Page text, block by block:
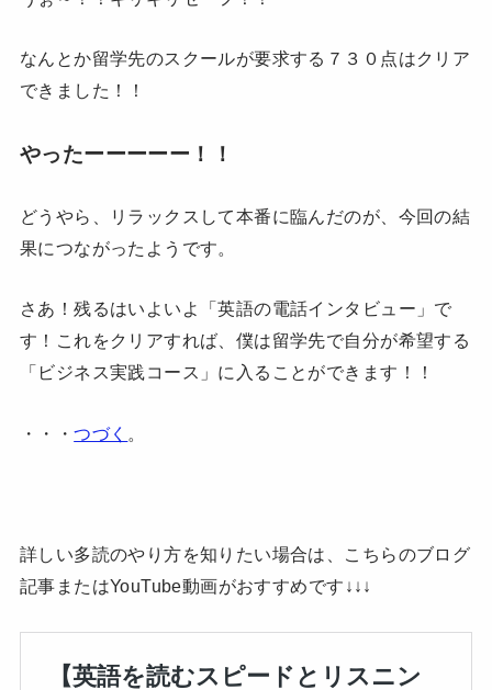
なんとか留学先のスクールが要求する７３０点はクリア
できました！！
やったーーーーー！！
どうやら、リラックスして本番に臨んだのが、今回の結
果につながったようです。
さあ！残るはいよいよ「英語の電話インタビュー」で
す！これをクリアすれば、僕は留学先で自分が希望する
「ビジネス実践コース」に入ることができます！！
・・・つづく 。
詳しい多読のやり方を知りたい場合は、こちらのブログ
記事またはYouTube動画がおすすめです↓↓↓